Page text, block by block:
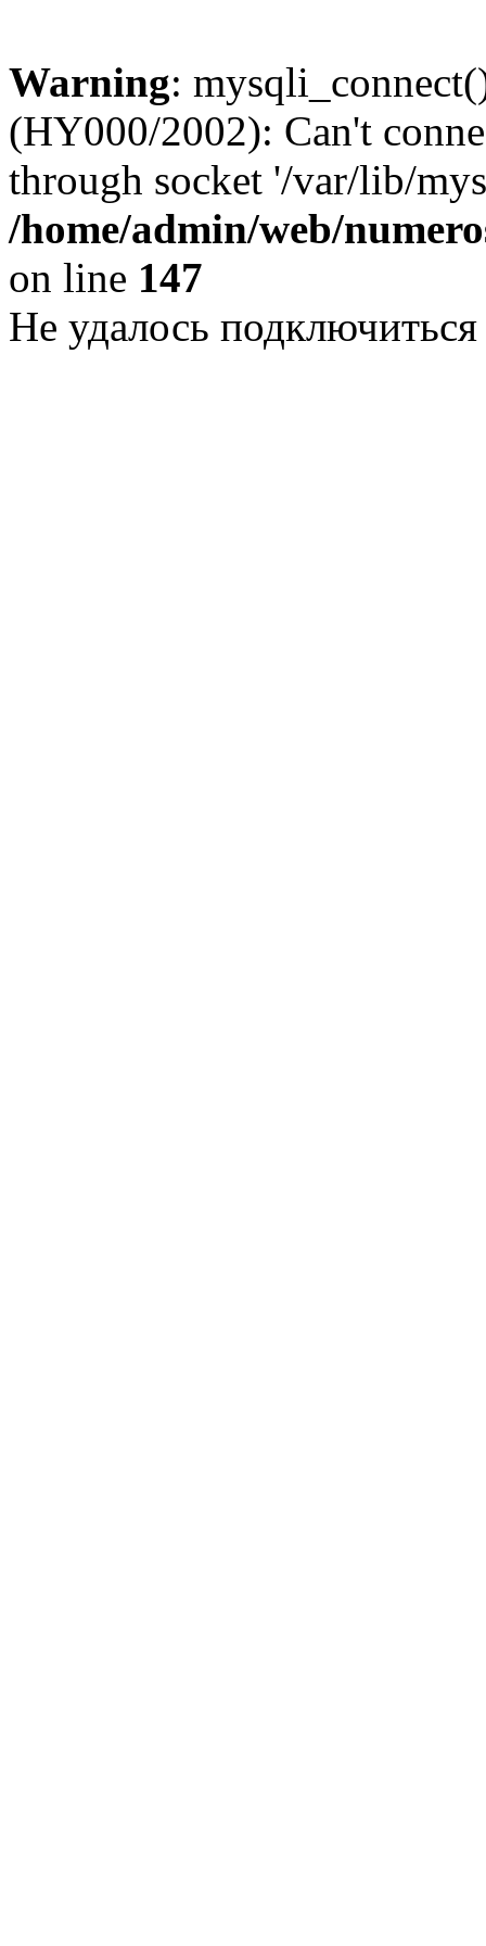
Warning:
(HY000/2002): Can't
through socket '/var/lib/
/home/admin/web/
on line 147
Не удалось